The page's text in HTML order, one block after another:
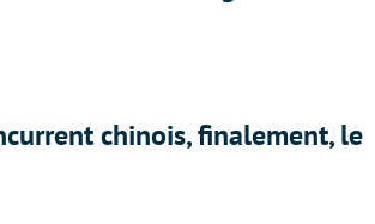
chinois, finalement, le